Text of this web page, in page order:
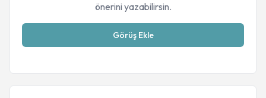
önerini yazabilirsin.
Görüş Ekle